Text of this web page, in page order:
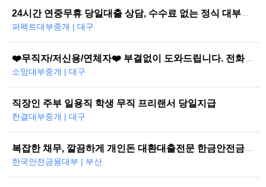
퍼펙트대부중개 | 대구
❤️무직자/저신용/연체자❤️ 부결없이 도와드립니다. 전화한통으로 당일즉시…
소망대부중개 | 대구
직장인 주부 일용직 학생 무직 프리랜서 당일지급
한결대부중개 | 대구
한국안전금융대부 | 부산